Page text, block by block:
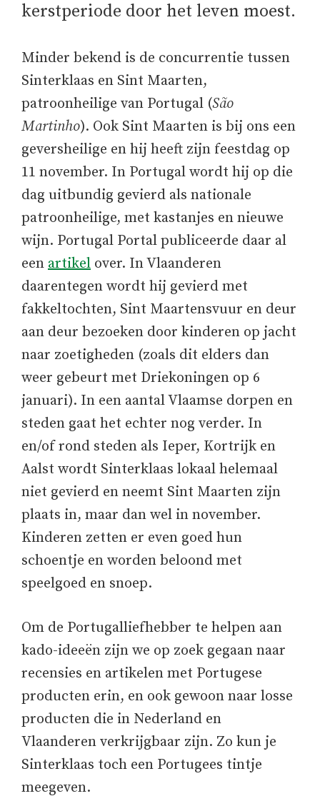
kerstperiode door het leven moest.
Minder bekend is de concurrentie tussen
Sinterklaas en Sint Maarten,
patroonheilige van Portugal (São
Martinho). Ook Sint Maarten is bij ons een
geversheilige en hij heeft zijn feestdag op
11 november. In Portugal wordt hij op die
dag uitbundig gevierd als nationale
patroonheilige, met kastanjes en nieuwe
wijn. Portugal Portal publiceerde daar al
een artikel over. In Vlaanderen
daarentegen wordt hij gevierd met
fakkeltochten, Sint Maartensvuur en deur
aan deur bezoeken door kinderen op jacht
naar zoetigheden (zoals dit elders dan
weer gebeurt met Driekoningen op 6
januari). In een aantal Vlaamse dorpen en
steden gaat het echter nog verder. In
en/of rond steden als Ieper, Kortrijk en
Aalst wordt Sinterklaas lokaal helemaal
niet gevierd en neemt Sint Maarten zijn
plaats in, maar dan wel in november.
Kinderen zetten er even goed hun
schoentje en worden beloond met
speelgoed en snoep.
Om de Portugalliefhebber te helpen aan
kado-ideeën zijn we op zoek gegaan naar
recensies en artikelen met Portugese
producten erin, en ook gewoon naar losse
producten die in Nederland en
Vlaanderen verkrijgbaar zijn. Zo kun je
Sinterklaas toch een Portugees tintje
meegeven.